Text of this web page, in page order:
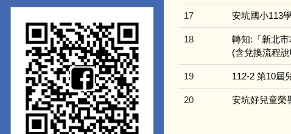
17 安坑國小113
18
轉知:「新北
(含兌換流程說
19 112-2 第10屆
20 安坑好兒童榮